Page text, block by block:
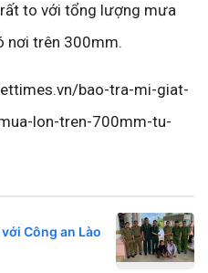
to với tổng lượng mưa
nơi trên 300mm.
bao-tra-mi-giat-
lon-tren-700mm-tu-
Công an Lào